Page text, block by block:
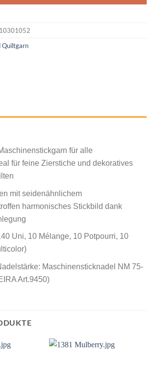
Quiltgarn
für alle
für feine Zierstiche und dekoratives
mit seidenähnlichem
harmonisches Stickbild dank
Uni, 10 Mélange, 10 Potpourri, 10
Maschinensticknadel NM 75-
Art.9450)